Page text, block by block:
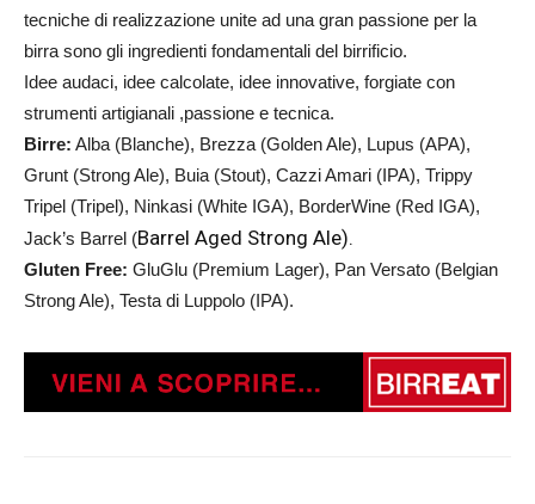
tecniche di realizzazione unite ad una gran passione per la
birra sono gli ingredienti fondamentali del birrificio.
Idee audaci, idee calcolate, idee innovative, forgiate con
strumenti artigianali ,passione e tecnica.
Birre: Alba (Blanche), Brezza (Golden Ale), Lupus (APA),
Grunt (Strong Ale), Buia (Stout), Cazzi Amari (IPA), Trippy
Tripel (Tripel), Ninkasi (White IGA), BorderWine (Red IGA),
Jack’s Barrel (Barrel Aged Strong Ale).
Gluten Free: GluGlu (Premium Lager), Pan Versato (Belgian
Strong Ale), Testa di Luppolo (IPA).